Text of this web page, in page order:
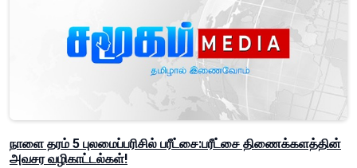
நாளை தரம் 5 புலமைப்பரிசில் பரீட்சை:பரீட்சை திணைக்களத்தின்
அவசர வழிகாட்டல்கள்!